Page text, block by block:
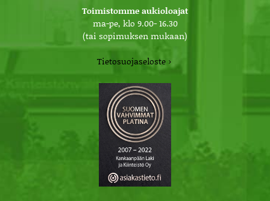
Toimistomme aukioloajat
ma-pe, klo 9.00- 16.30
(tai sopimuksen mukaan)
Tietosuojaseloste ›